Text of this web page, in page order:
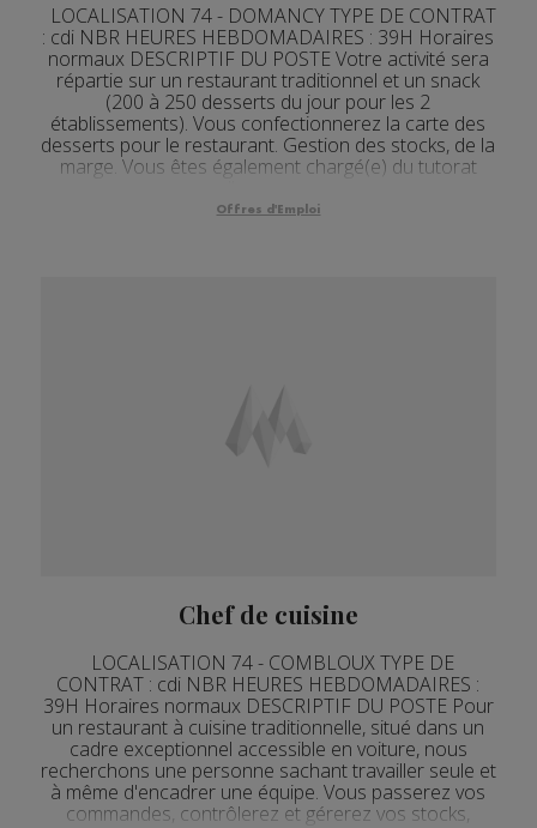
LOCALISATION 74 - DOMANCY TYPE DE CONTRAT
: cdi NBR HEURES HEBDOMADAIRES : 39H Horaires
normaux DESCRIPTIF DU POSTE Votre activité sera
répartie sur un restaurant traditionnel et un snack
(200 à 250 desserts du jour pour les 2
établissements). Vous confectionnerez la carte des
desserts pour le restaurant. Gestion des stocks, de la
marge. Vous êtes également chargé(e) du tutorat
Offres d'Emploi
Chef de cuisine
LOCALISATION 74 - COMBLOUX TYPE DE
CONTRAT : cdi NBR HEURES HEBDOMADAIRES :
39H Horaires normaux DESCRIPTIF DU POSTE Pour
un restaurant à cuisine traditionnelle, situé dans un
cadre exceptionnel accessible en voiture, nous
recherchons une personne sachant travailler seule et
à même d'encadrer une équipe. Vous passerez vos
commandes, contrôlerez et gérerez vos stocks,